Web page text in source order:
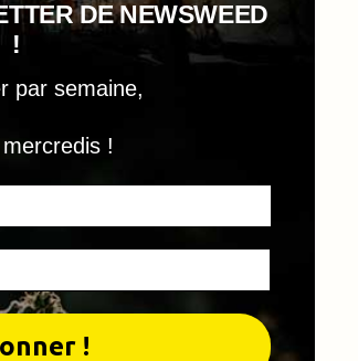
DE NEWSWEED
!
par semaine,
!